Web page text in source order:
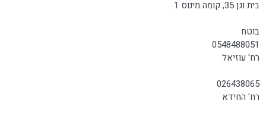
בית וגן 35, קומה מינוס 1
בוטח
0548488051
רח' עוזיאל
026438065
רח' החידא